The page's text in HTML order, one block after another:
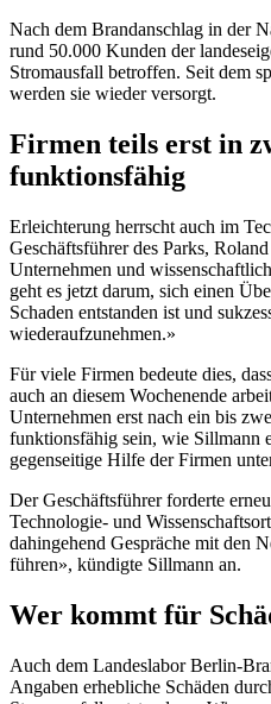
Nach dem Brandanschlag in der
rund 50.000 Kunden der
Stromausfall betroffen. Seit dem
werden sie wieder versorgt.
Firmen teils erst in
funktionsfähig
Erleichterung herrscht auch im
Geschäftsführer des Parks,
Unternehmen und
geht es jetzt darum, sich einen
Schaden entstanden ist und
wiederaufzunehmen.»
Für viele Firmen bedeute dies,
auch an diesem Wochenende
Unternehmen erst nach ein bis
funktionsfähig sein, wie Sillmann
gegenseitige Hilfe der Firmen
Der Geschäftsführer forderte
Technologie- und
dahingehend Gespräche mit den
führen», kündigte Sillmann an.
Wer kommt für
Auch dem Landeslabor Berlin-
Angaben erhebliche Schäden